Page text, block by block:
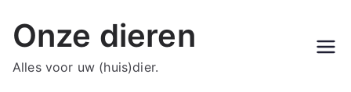
naar
inhoud
Onze dieren
Alles voor uw (huis)dier.